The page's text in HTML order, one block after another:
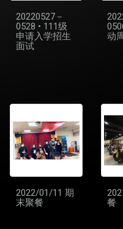
20220527－
0528 • 111级
申请入学招生
面试
动周
2022/01/11 期
末聚餐
餐